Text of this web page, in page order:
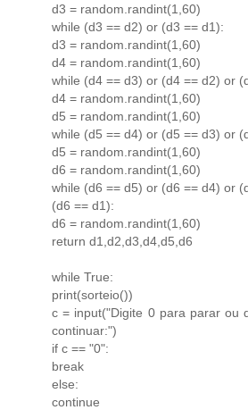
d3 = random.randint(1,60)
while (d3 == d2) or (d3 == d1):
d3 = random.randint(1,60)
d4 = random.randint(1,60)
while (d4 == d3) or (d4 == d2) or
d4 = random.randint(1,60)
d5 = random.randint(1,60)
while (d5 == d4) or (d5 == d3) or
d5 = random.randint(1,60)
d6 = random.randint(1,60)
while (d6 == d5) or (d6 == d4) or
(d6 == d1):
d6 = random.randint(1,60)
return d1,d2,d3,d4,d5,d6
while True:
print(sorteio())
c = input("Digite 0 para parar ou
continuar:")
if c == "0":
break
else:
continue